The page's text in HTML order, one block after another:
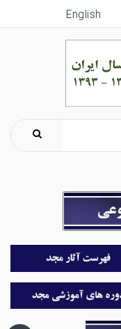
English